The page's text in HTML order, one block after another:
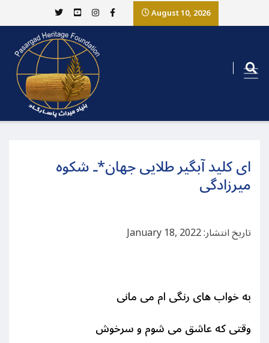
August 10, 2026
ای کلید آبگیر طلایی جهان*ـ شکوه
میرزادگی
تاریخ انتشار: January 18, 2022
به خواب های رنگی ام می مانی
وقتی که عاشق می شوم و سرخوش